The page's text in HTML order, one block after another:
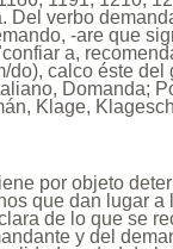
Del verbo
-are que
a,
calco éste del
Domanda;
Klage,
por objeto
que dan lugar
de lo que se
y del